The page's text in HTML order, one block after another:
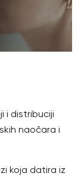
i distribuciji
naočara i
koja datira iz